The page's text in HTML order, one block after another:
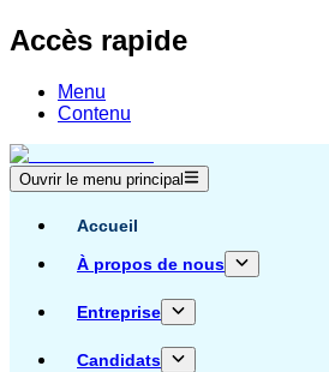
Accès rapide
Menu
Contenu
Ouvrir le menu principal
Accueil
À propos de nous
Entreprise
Candidats